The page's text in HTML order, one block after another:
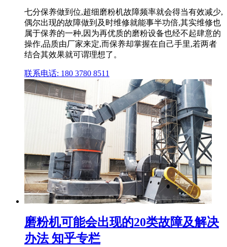
七分保养做到位,超细磨粉机故障频率就会得当有效减少,
偶尔出现的故障做到及时维修就能事半功倍,其实维修也
属于保养的一种,因为再优质的磨粉设备也经不起肆意的
操作,品质由厂家来定,而保养却掌握在自己手里,若两者
结合其效果就可谓理想了。
联系电话: 180 3780 8511
磨粉机可能会出现的20类故障及解决
办法 知乎专栏